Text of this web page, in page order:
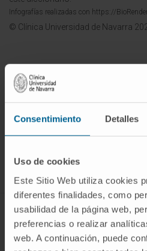
Consentimiento Detalles
Uso de cookies
Este Sitio Web utiliza cookies
diferentes finalidades, como
usabilidad de la página web,
preferencias o realizar
web. A continuación, puede
Infografías realizadas con https://
© Clínica Universidad de Navarra
Síguenos
ENFERMEDADES Y
Enfermedades